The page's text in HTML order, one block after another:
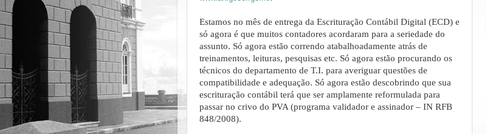
Estamos no mês de entrega da Escrituração Contábil Digital (ECD) e
só agora é que muitos contadores acordaram para a seriedade do
assunto. Só agora estão correndo atabalhoadamente atrás de
treinamentos, leituras, pesquisas etc. Só agora estão procurando os
técnicos do departamento de T.I. para averiguar questões de
compatibilidade e adequação. Só agora estão descobrindo que sua
escrituração contábil terá que ser amplamente reformulada para
passar no crivo do PVA (programa validador e assinador – IN RFB
848/2008).